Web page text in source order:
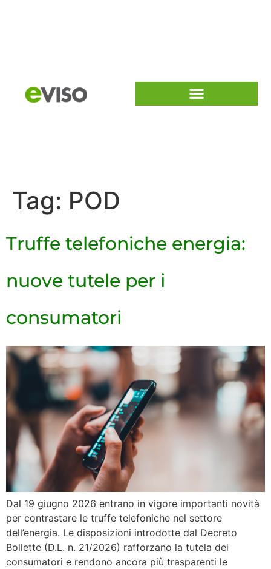
Tag: POD
Truffe telefoniche energia:
nuove tutele per i
consumatori
Dal 19 giugno 2026 entrano in vigore importanti novità
per contrastare le truffe telefoniche nel settore
dell’energia. Le disposizioni introdotte dal Decreto
Bollette (D.L. n. 21/2026) rafforzano la tutela dei
consumatori e rendono ancora più trasparenti le